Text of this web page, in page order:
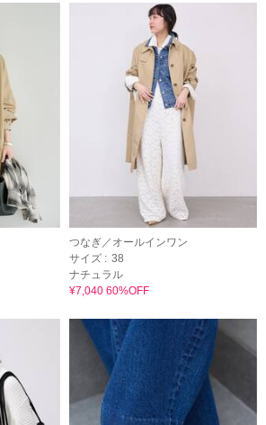
つなぎ／オールインワン
サイズ : 38
ナチュラル
¥7,040 60%OFF